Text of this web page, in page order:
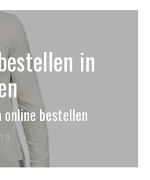
in
online bestellen